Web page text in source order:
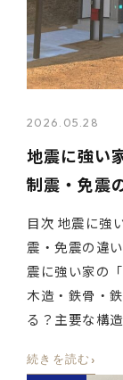
2026.05.28
地震に強い
制震・免震
目次 地震に強
震・免震の違
震に強い家の
木造・鉄骨・
る？主要な構
続きを読む ›